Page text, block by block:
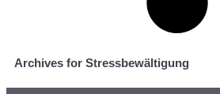
Archives for Stressbewältigung